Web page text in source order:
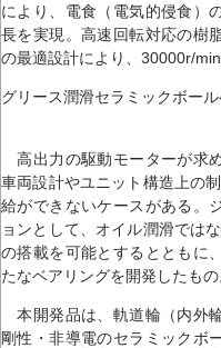
により、電食（電気的侵食）
長を実現。高速回転対応の樹
の最適設計により、30000r/
グリース潤滑セラミックボー
高出力の駆動モーターが求
車両設計やユニット構造上の
給ができないケースがある。
ョンとして、オイル潤滑では
の搭載を可能とするとともに
たなベアリングを開発したもの
本開発品は、軌道輪（内外
剛性・非導電のセラミックボ